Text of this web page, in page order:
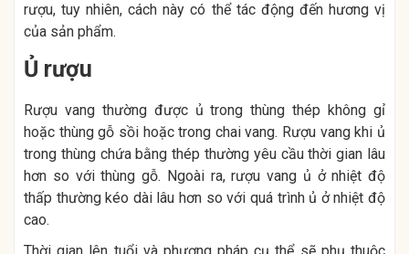
rượu, tuy nhiên, cách này có thể tác động đến hương vị
của sản phẩm.
Ủ rượu
Rượu vang thường được ủ trong thùng thép không gỉ
hoặc thùng gỗ sồi hoặc trong chai vang. Rượu vang khi ủ
trong thùng chứa bằng thép thường yêu cầu thời gian lâu
hơn so với thùng gỗ. Ngoài ra, rượu vang ủ ở nhiệt độ
thấp thường kéo dài lâu hơn so với quá trình ủ ở nhiệt độ
cao.